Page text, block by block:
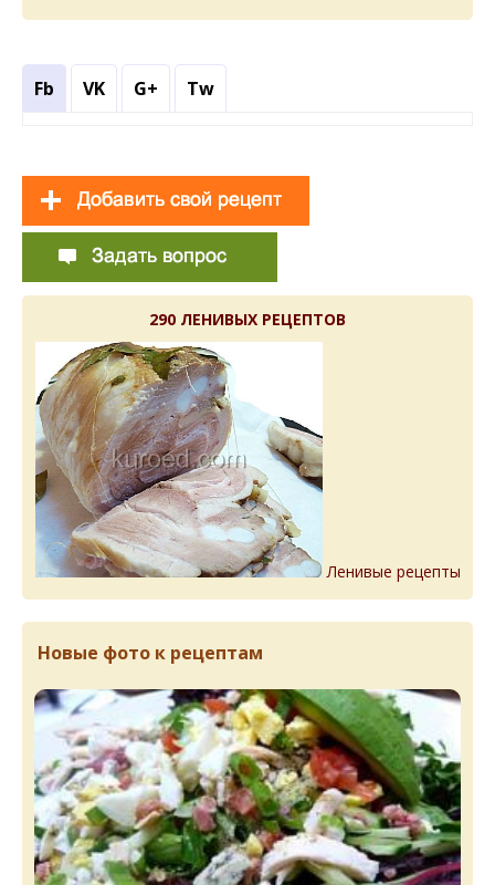
Fb VK G+ Tw
290 ЛЕНИВЫХ РЕЦЕПТОВ
Ленивые рецепты
Новые фото к рецептам